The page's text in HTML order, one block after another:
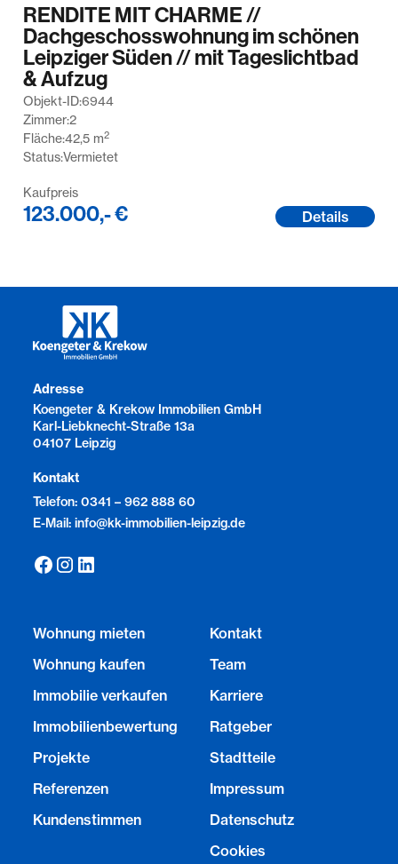
RENDITE MIT CHARME //
Dachgeschosswohnung im schönen
Leipziger Süden // mit Tageslichtbad
& Aufzug
Objekt-ID:6944
Zimmer:2
Fläche:42,5 m2
Status:Vermietet
Kaufpreis
123.000,- € Details
Adresse
Koengeter & Krekow Immobilien GmbH
Karl-Liebknecht-Straße 13a
04107 Leipzig
Kontakt
Telefon: 0341 – 962 888 60
E-Mail: info@kk-immobilien-leipzig.de
Wohnung mieten
Wohnung kaufen
Immobilie verkaufen
Immobilienbewertung
Projekte
Referenzen
Kundenstimmen
Kontakt
Team
Karriere
Ratgeber
Stadtteile
Impressum
Datenschutz
Cookies